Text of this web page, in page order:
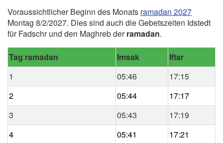
Voraussichtlicher Beginn des Monats ramadan 2027
Montag 8/2/2027. Dies sind auch die Gebetszeiten Idstedt
für Fadschr und den Maghreb derramadan.
Tag ramadan Imsak
Iftar
1
05:46
17:15
2
05:44
17:17
3
05:43
17:19
4
05:41
17:21